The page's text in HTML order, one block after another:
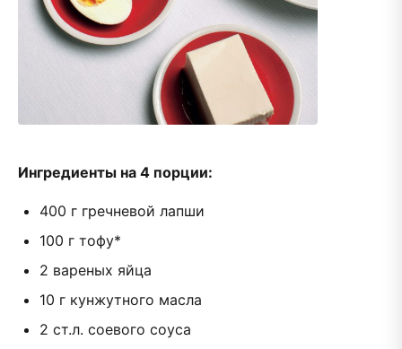
Ингредиенты на 4 порции:
400 г гречневой лапши
100 г тофу*
2 вареных яйца
10 г кунжутного масла
2 ст.л. соевого соуса